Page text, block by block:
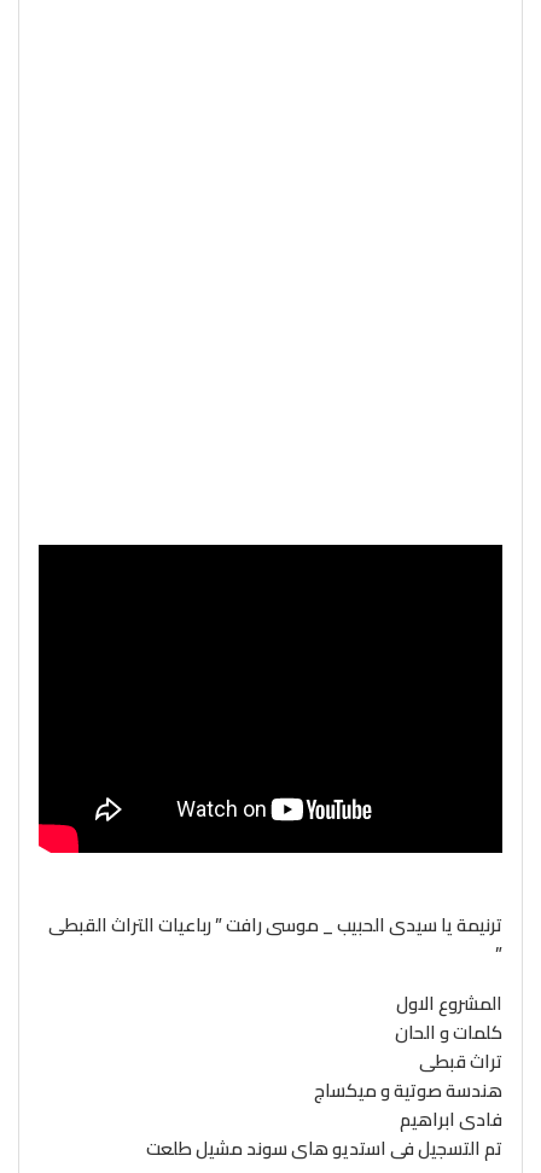
ترنيمة يا سيدى الحبيب _ موسى رافت ” رباعيات التراث القبطى
”
المشروع الاول
كلمات و الحان
تراث قبطى
هندسة صوتية و ميكساج
فادى ابراهيم
تم التسجيل فى استديو هاى سوند مشيل طلعت